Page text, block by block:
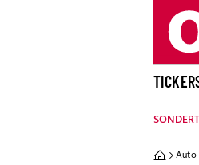
TICKER
Auto